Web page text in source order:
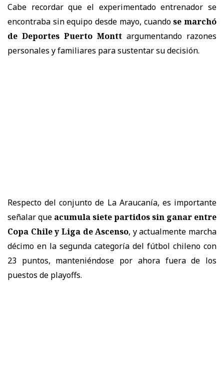
Cabe recordar que el experimentado entrenador se
encontraba sin equipo desde mayo, cuandose marchó
de Deportes Puerto Montt argumentando razones
personales y familiares para sustentar su decisión.
Respecto del conjunto de La Araucanía, es importante
señalar que acumula siete partidos sin ganar entre
Copa Chile y Liga de Ascenso, y actualmente marcha
décimo en la segunda categoría del fútbol chileno con
23 puntos, manteniéndose por ahora fuera de los
puestos de playoffs.